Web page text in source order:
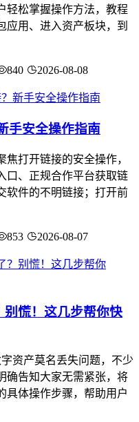
轻松掌握操作方法，教程
应用、进入资产板块，到
840 2026-08-08
手安全操作指南
打开链接的安全操作，
口、正规合作平台获取链
软件的不明链接；打开前
853 2026-08-07
慌！这几步帮你快
资产莫名丢失问题，不少
确告知大家无需紧张，将
具体操作步骤，帮助用户